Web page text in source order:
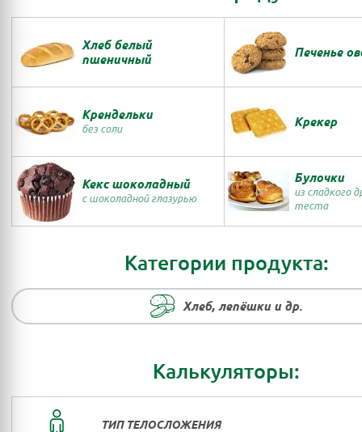
Хлеб белый
пшеничный
Печенье
Крендельки
без соли Крекер
Кекс шоколадный
с шоколадной глазурью
Булочки
из сладкого
теста
Категории продукта:
Хлеб, лепёшки и др.
Калькуляторы:
ТИП ТЕЛОСЛОЖЕНИЯ